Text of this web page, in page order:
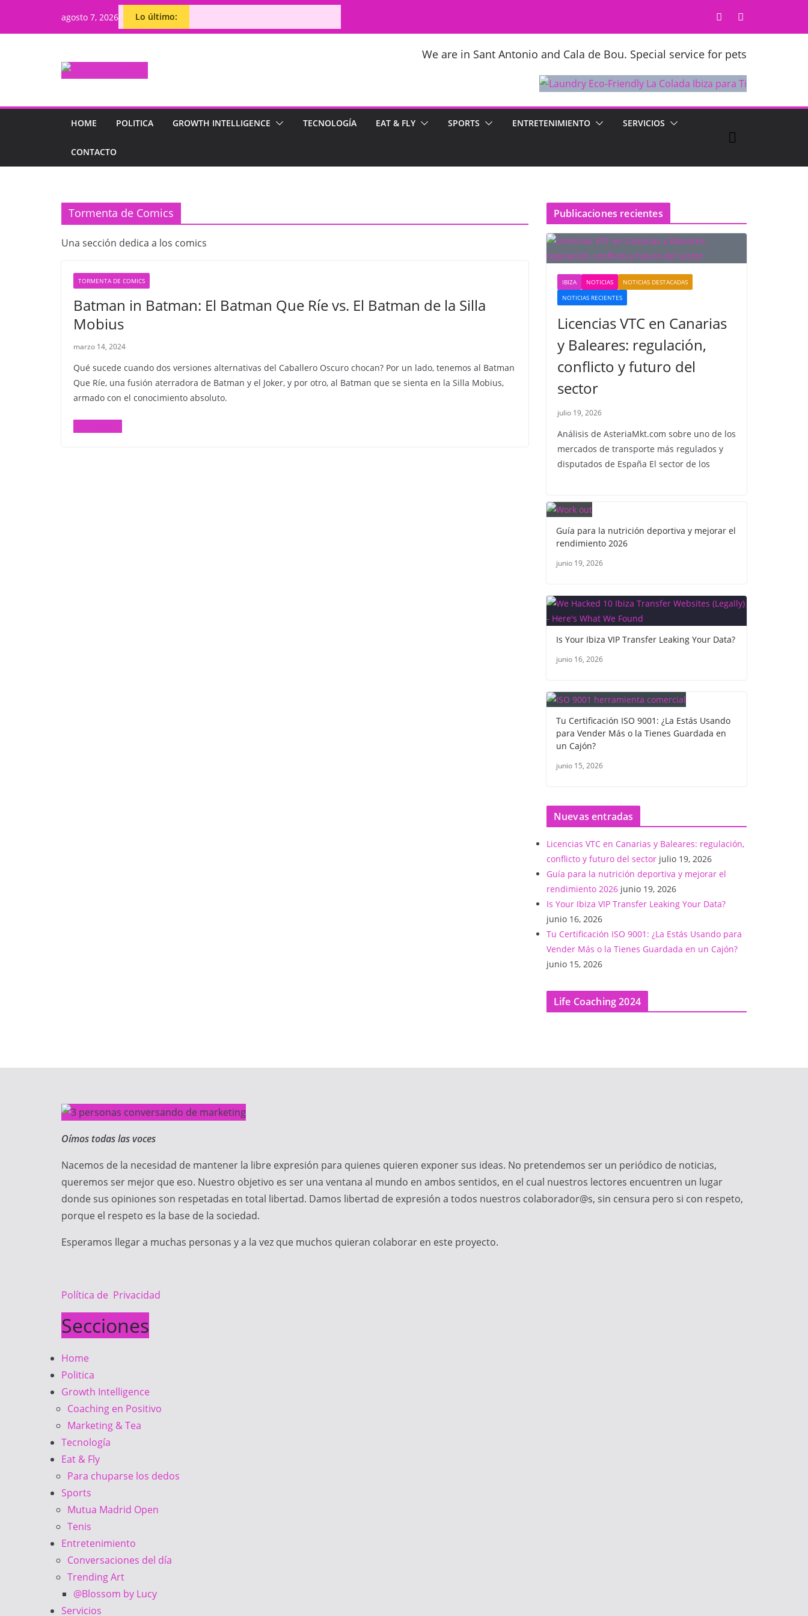
agosto 7, 2026 Lo último:
We are in Sant Antonio and Cala de Bou. Special service for pets
HOME POLITICA GROWTH INTELLIGENCE TECNOLOGÍA EAT & FLY SPORTS ENTRETENIMIENTO SERVICIOS
CONTACTO
Tormenta de Comics
Una sección dedica a los comics
TORMENTA DE COMICS
Batman in Batman: El Batman Que Ríe vs. El Batman de la Silla
Mobius
marzo 14, 2024
Qué sucede cuando dos versiones alternativas del Caballero Oscuro chocan? Por un lado, tenemos al Batman
Que Ríe, una fusión aterradora de Batman y el Joker, y por otro, al Batman que se sienta en la Silla Mobius,
armado con el conocimiento absoluto.
Publicaciones recientes
IBIZA NOTICIAS
NOTICIAS DESTACADAS
NOTICIAS RECIENTES
Licencias VTC en Canarias
y Baleares: regulación,
conflicto y futuro del
sector
julio 19, 2026
Análisis de AsteriaMkt.com sobre uno de los
mercados de transporte más regulados y
disputados de España El sector de los
Guía para la nutrición deportiva y mejorar el
rendimiento 2026
junio 19, 2026
Is Your Ibiza VIP Transfer Leaking Your Data?
junio 16, 2026
Tu Certificación ISO 9001: ¿La Estás Usando
para Vender Más o la Tienes Guardada en
un Cajón?
junio 15, 2026
Nuevas entradas
Licencias VTC en Canarias y Baleares: regulación,
conflicto y futuro del sector julio 19, 2026
Guía para la nutrición deportiva y mejorar el
rendimiento 2026 junio 19, 2026
Is Your Ibiza VIP Transfer Leaking Your Data?
junio 16, 2026
Tu Certificación ISO 9001: ¿La Estás Usando para
Vender Más o la Tienes Guardada en un Cajón?
junio 15, 2026
Life Coaching 2024
Oímos todas las voces
Nacemos de la necesidad de mantener la libre expresión para quienes quieren exponer sus ideas. No pretendemos ser un periódico de noticias,
queremos ser mejor que eso. Nuestro objetivo es ser una ventana al mundo en ambos sentidos, en el cual nuestros lectores encuentren un lugar
donde sus opiniones son respetadas en total libertad. Damos libertad de expresión a todos nuestros colaborador@s, sin censura pero si con respeto,
porque el respeto es la base de la sociedad.
Esperamos llegar a muchas personas y a la vez que muchos quieran colaborar en este proyecto.
Política de Privacidad
Secciones
Home
Politica
Growth Intelligence
Coaching en Positivo
Marketing & Tea
Tecnología
Eat & Fly
Para chuparse los dedos
Sports
Mutua Madrid Open
Tenis
Entretenimiento
Conversaciones del día
Trending Art
@Blossom by Lucy
Servicios